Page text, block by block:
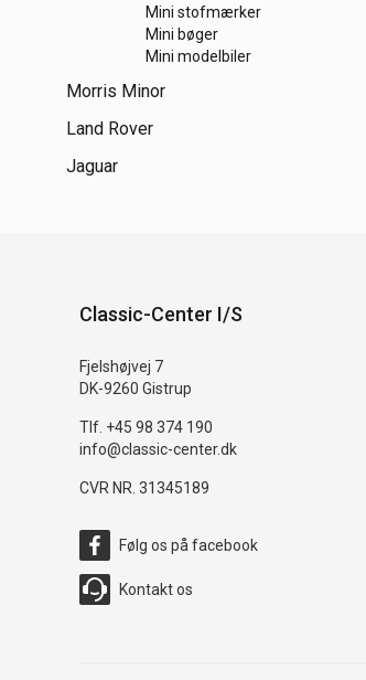
Mini stofmærker
Mini bøger
Mini modelbiler
Morris Minor
Land Rover
Jaguar
Classic-Center I/S
Fjelshøjvej 7
DK-9260 Gistrup
Tlf. +45 98 374 190
info@classic-center.dk
CVR NR. 31345189
Følg os på facebook
Kontakt os